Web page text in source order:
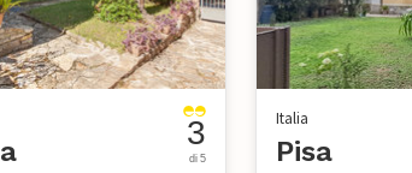
3
di 5
Italia
Pisa